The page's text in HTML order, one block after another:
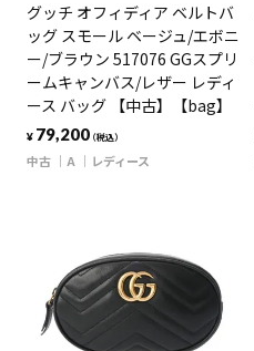
グッチ オフィディア ベルトバ
ッグ スモール ベージュ/エボニ
ー/ブラウン 517076 GGスプリ
ームキャンバス/レザー レディ
ース バッグ 【中古】【bag】
¥ 79,200（税込）
中古 A レディース